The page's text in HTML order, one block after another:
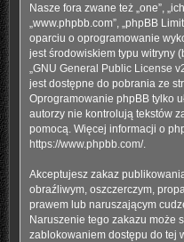
Nasze fora zwane też „one”,
„www.phpbb.com”, „phpBB
oparciu o oprogramowanie
jest środowiskiem typu witryny
GNU General Public License
jest dostępne do pobrania ze
Oprogramowanie phpBB tylko
autorzy nie kontrolują tekstów
pomocą. Więcej informacji o
https://www.phpbb.com/.
Akceptujesz zakaz
obraźliwym, oszczerczym,
prawem lub naruszającym
Naruszenie tego zakazu może
zablokowaniem dostępu do tej